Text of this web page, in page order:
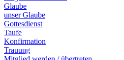
Glaube
unser Glaube
Gottesdienst
Taufe
Konfirmation
Trauung